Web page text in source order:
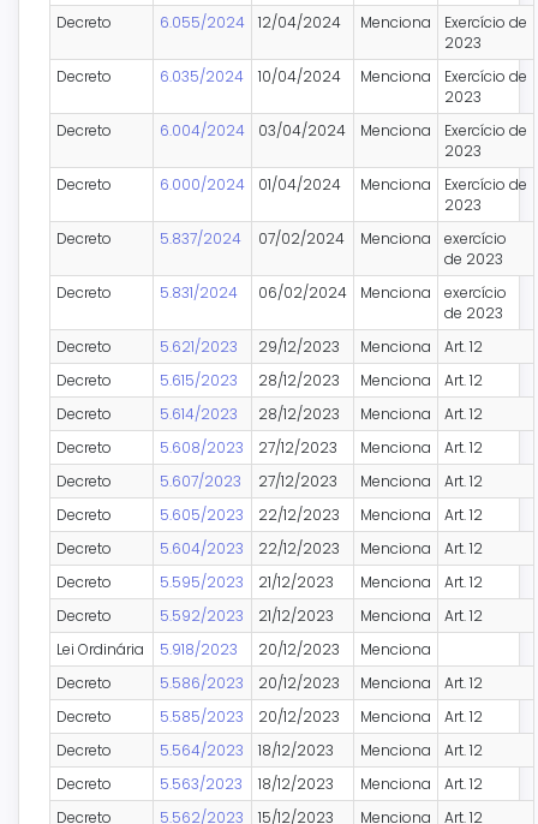
Decreto
6.055/2024 12/04/2024 Menciona
Exercício de
2023
Decreto
6.035/2024 10/04/2024 Menciona
Exercício de
2023
Decreto
6.004/2024 03/04/2024 Menciona
Exercício de
2023
Decreto
6.000/2024 01/04/2024 Menciona
Exercício de
2023
Decreto
5.837/2024 07/02/2024 Menciona
exercício
de 2023
Decreto
5.831/2024 06/02/2024 Menciona
exercício
de 2023
Decreto
5.621/2023 29/12/2023 Menciona
Art. 12
Decreto
5.615/2023 28/12/2023 Menciona
Art. 12
Decreto
5.614/2023 28/12/2023 Menciona
Art. 12
Decreto
5.608/2023 27/12/2023 Menciona
Art. 12
Decreto
5.607/2023 27/12/2023 Menciona
Art. 12
Decreto
5.605/2023 22/12/2023 Menciona
Art. 12
Decreto
5.604/2023 22/12/2023 Menciona
Art. 12
Decreto
5.595/2023 21/12/2023 Menciona
Art. 12
Decreto
5.592/2023 21/12/2023 Menciona
Art. 12
Lei Ordinária
5.918/2023 20/12/2023
Menciona
Decreto
5.586/2023 20/12/2023 Menciona
Art. 12
Decreto
5.585/2023 20/12/2023 Menciona
Art. 12
Decreto
5.564/2023 18/12/2023 Menciona
Art. 12
Decreto
5.563/2023 18/12/2023 Menciona
Art. 12
Decreto
5.562/2023 15/12/2023 Menciona Art. 12